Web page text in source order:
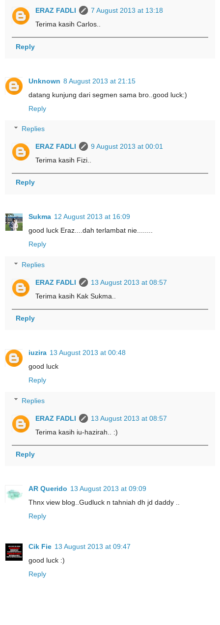
ERAZ FADLI
7 August 2013 at 13:18
Terima kasih Carlos..
Reply
Unknown 8 August 2013 at 21:15
datang kunjung dari segmen sama bro..good luck:)
Reply
Replies
ERAZ FADLI
9 August 2013 at 00:01
Terima kasih Fizi..
Reply
Sukma 12 August 2013 at 16:09
good luck Eraz....dah terlambat nie........
Reply
Replies
ERAZ FADLI
13 August 2013 at 08:57
Terima kasih Kak Sukma..
Reply
iuzira 13 August 2013 at 00:48
good luck
Reply
Replies
ERAZ FADLI
13 August 2013 at 08:57
Terima kasih iu-hazirah.. :)
Reply
AR Querido 13 August 2013 at 09:09
Thnx view blog..Gudluck n tahniah dh jd daddy ..
Reply
Cik Fie 13 August 2013 at 09:47
good luck :)
Reply